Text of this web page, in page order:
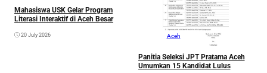
Mahasiswa USK Gelar Program
Literasi Interaktif di Aceh Besar
20 July 2026 Aceh
Panitia Seleksi JPT Pratama Aceh
Umumkan 15 Kandidat Lulus